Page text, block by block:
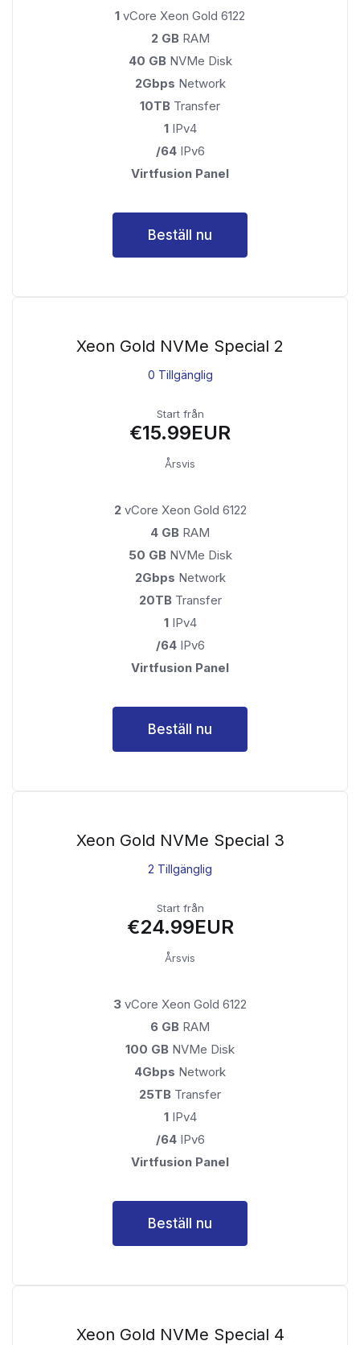
1 vCore Xeon Gold 6122
2 GB RAM
40 GBNVMe Disk
2Gbps Network
10TB Transfer
1IPv4
/64IPv6
Virtfusion Panel
Beställ nu
Xeon Gold NVMe Special 2
0 Tillgänglig
Start från
€15.99EUR
Årsvis
2vCore Xeon Gold 6122
4 GB RAM
50 GBNVMe Disk
2Gbps Network
20TBTransfer
1IPv4
/64IPv6
Virtfusion Panel
Beställ nu
Xeon Gold NVMe Special 3
2 Tillgänglig
Start från
€24.99EUR
Årsvis
3 vCore Xeon Gold 6122
6 GB RAM
100 GB NVMe Disk
4Gbps Network
25TB Transfer
1IPv4
/64IPv6
Virtfusion Panel
Beställ nu
Xeon Gold NVMe Special 4